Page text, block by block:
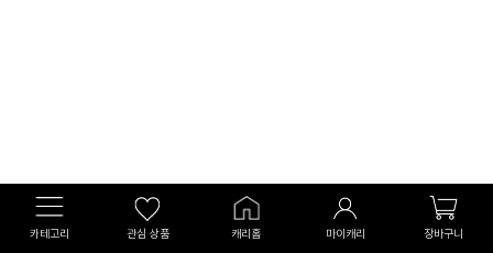
카테고리 관심 상품 캐리홈 마이캐리 장바구니